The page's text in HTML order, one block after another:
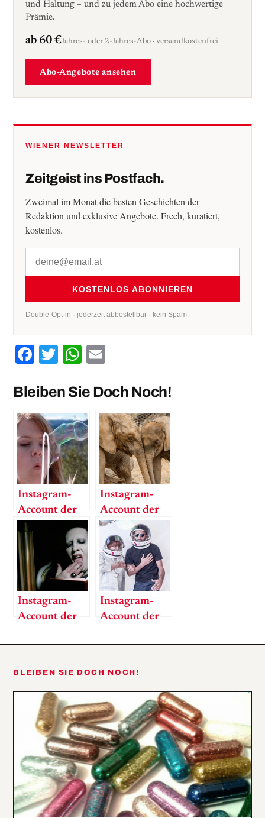
und Haltung – und zu jedem Abo eine hochwertige
Prämie.
ab 60 €Jahres- oder 2-Jahres-Abo · versandkostenfrei
Abo-Angebote ansehen
WIENER NEWSLETTER
Zeitgeist ins Postfach.
Zweimal im Monat die besten Geschichten der
Redaktion und exklusive Angebote. Frech, kuratiert,
kostenlos.
KOSTENLOS ABONNIEREN
Double-Opt-in · jederzeit abbestellbar · kein Spam.
Facebook
TwitterWhatsApp
Bleiben Sie Doch Noch!
Instagram-
Account der
Woche:
thatlookslikeadick
Instagram-
Account der
Woche:
National
Geographic
Instagram-
Account der
Marilyn
Instagram-
Account der
BLEIBEN SIE DOCH NOCH!